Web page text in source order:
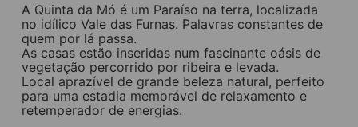
A Quinta da Mó é um Paraíso na terra, localizada
no idílico Vale das Furnas. Palavras constantes de
quem por lá passa.
As casas estão inseridas num fascinante oásis de
vegetação percorrido por ribeira e levada.
Local aprazível de grande beleza natural, perfeito
para uma estadia memorável de relaxamento e
retemperador de energias.